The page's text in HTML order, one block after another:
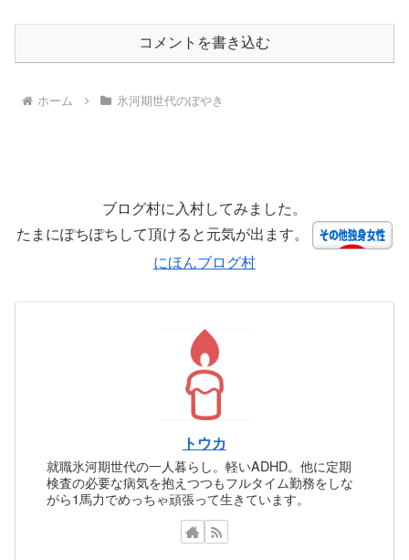
コメントを書き込む
ホーム 氷河期世代のぼやき
ブログ村に入村してみました。
たまにぽちぽちして頂けると元気が出ます。
にほんブログ村
トウカ
就職氷河期世代の一人暮らし。軽いADHD。他に定期
検査の必要な病気を抱えつつもフルタイム勤務をしな
がら1馬力でめっちゃ頑張って生きています。